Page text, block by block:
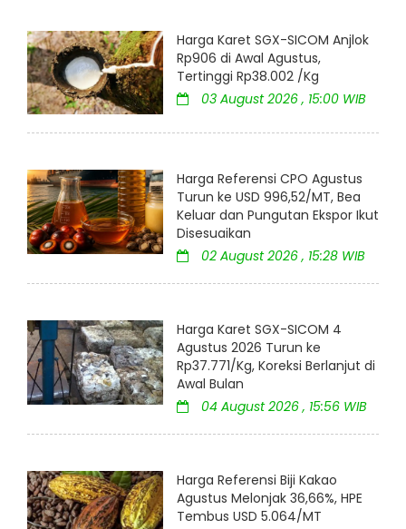
Harga Karet SGX-SICOM Anjlok
Rp906 di Awal Agustus,
Tertinggi Rp38.002 /Kg
03 August 2026 , 15:00 WIB
Harga Referensi CPO Agustus
Turun ke USD 996,52/MT, Bea
Keluar dan Pungutan Ekspor Ikut
Disesuaikan
02 August 2026 , 15:28 WIB
Harga Karet SGX-SICOM 4
Agustus 2026 Turun ke
Rp37.771/Kg, Koreksi Berlanjut di
Awal Bulan
04 August 2026 , 15:56 WIB
Harga Referensi Biji Kakao
Agustus Melonjak 36,66%, HPE
Tembus USD 5.064/MT